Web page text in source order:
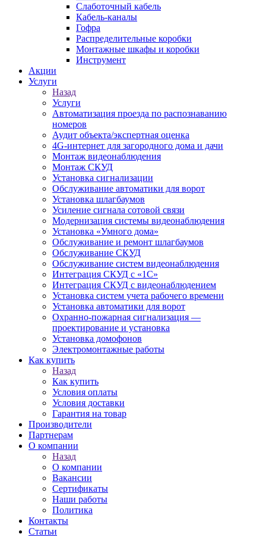
Слаботочный кабель
Кабель-каналы
Гофра
Распределительные коробки
Монтажные шкафы и коробки
Инструмент
Акции
Услуги
Назад
Услуги
Автоматизация проезда по распознаванию
номеров
Аудит объекта/экспертная оценка
4G-интернет для загородного дома и дачи
Монтаж видеонаблюдения
Монтаж СКУД
Установка сигнализации
Обслуживание автоматики для ворот
Установка шлагбаумов
Усиление сигнала сотовой связи
Модернизация системы видеонаблюдения
Установка «Умного дома»
Обслуживание и ремонт шлагбаумов
Обслуживание СКУД
Обслуживание систем видеонаблюдения
Интеграция СКУД с «1С»
Интеграция СКУД с видеонаблюдением
Установка систем учета рабочего времени
Установка автоматики для ворот
Охранно-пожарная сигнализация —
проектирование и установка
Установка домофонов
Электромонтажные работы
Как купить
Назад
Как купить
Условия оплаты
Условия доставки
Гарантия на товар
Производители
Партнерам
О компании
Назад
О компании
Вакансии
Сертификаты
Наши работы
Политика
Контакты
Статьи